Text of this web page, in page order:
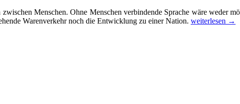
Menschen. Ohne Menschen verbindende Sprache wäre weder
Warenverkehr noch die Entwicklung zu einer Nation. VON
weiterlesen →